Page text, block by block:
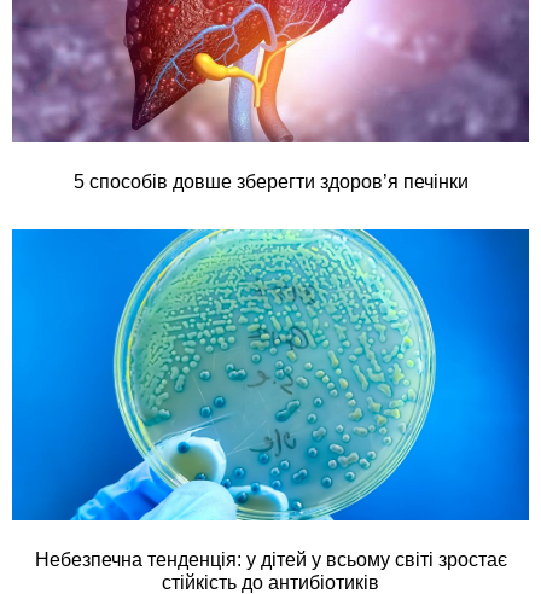
5 способів довше зберегти здоров’я печінки
Небезпечна тенденція: у дітей у всьому світі зростає
стійкість до антибіотиків